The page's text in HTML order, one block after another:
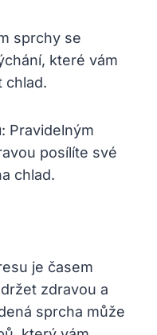
sprchy se
které vám
chlad.
: Pravidelným
posílíte své
chlad.
je časem
zdravou a
sprcha může